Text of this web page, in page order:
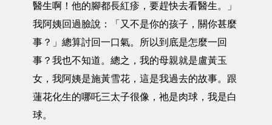
醫生啊！他的腳都長紅疹，要趕快去看醫生。」
我阿姨回過臉說：「又不是你的孩子，關你甚麼
事？」總算討回一口氣。所以到底是怎麼一回
事？我也不知道。總之，我的母親就是盧黃玉
女，我阿姨是施黃雪花，這是我過去的故事。跟
蓮花化生的哪吒三太子很像，祂是肉球，我是白
球。